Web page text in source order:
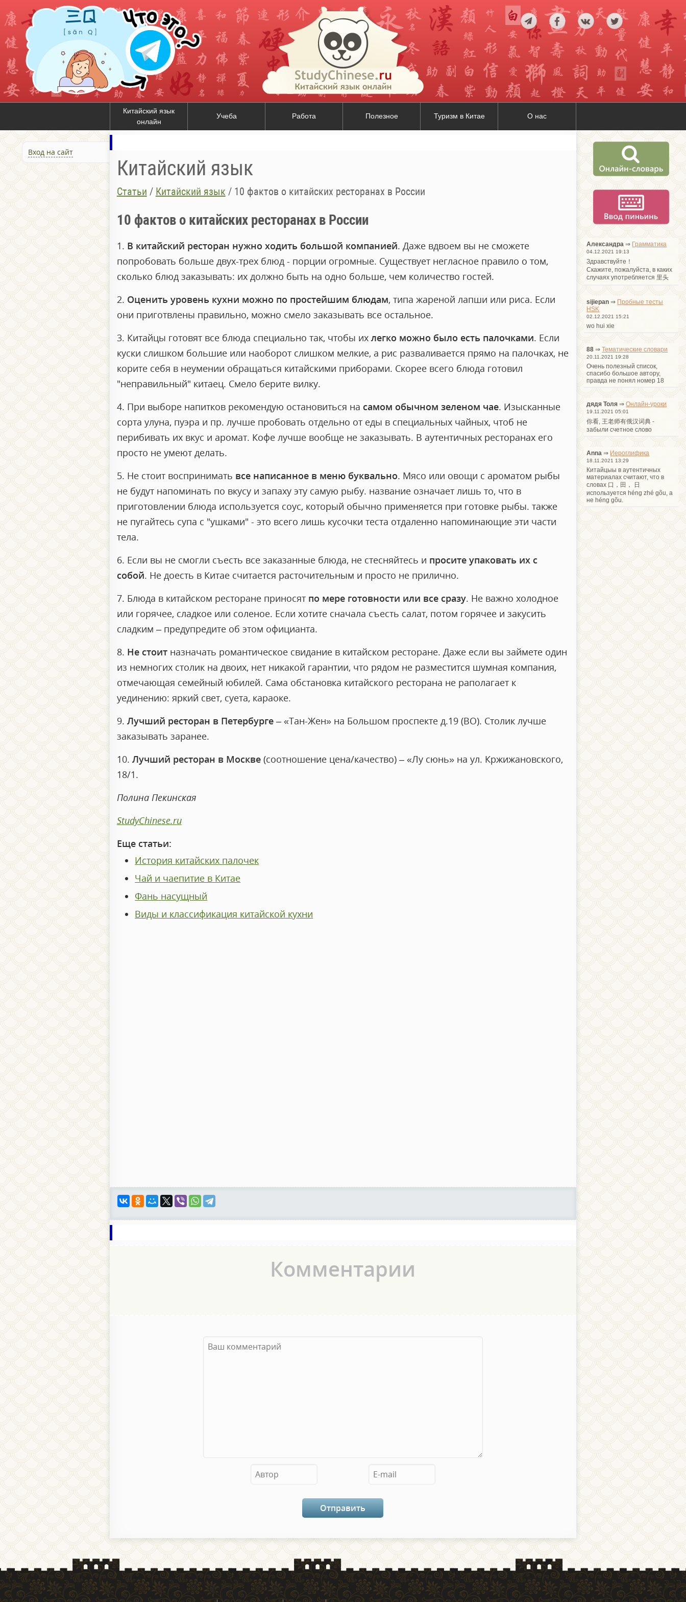
Китайский язык
онлайн
Учеба Работа Полезное Туризм в Китае О нас
Вход на сайт
Китайский язык
Статьи / Китайский язык / 10 фактов о китайских ресторанах в России
10 фактов о китайских ресторанах в России
1. В китайский ресторан нужно ходить большой компанией. Даже вдвоем вы не сможете
попробовать больше двух-трех блюд - порции огромные. Существует негласное правило о том,
сколько блюд заказывать: их должно быть на одно больше, чем количество гостей.
2. Оценить уровень кухни можно по простейшим блюдам, типа жареной лапши или риса. Если
они приготвлены правильно, можно смело заказывать все остальное.
3. Китайцы готовят все блюда специально так, чтобы их легко можно было есть палочками. Если
куски слишком большие или наоборот слишком мелкие, а рис разваливается прямо на палочках, не
корите себя в неумении обращаться китайскими приборами. Скорее всего блюда готовил
"неправильный" китаец. Смело берите вилку.
4. При выборе напитков рекомендую остановиться на самом обычном зеленом чае. Изысканные
сорта улуна, пуэра и пр. лучше пробовать отдельно от еды в специальных чайных, чтоб не
перибивать их вкус и аромат. Кофе лучше вообще не заказывать. В аутентичных ресторанах его
просто не умеют делать.
5. Не стоит воспринимать все написанное в меню буквально. Мясо или овощи с ароматом рыбы
не будут напоминать по вкусу и запаху эту самую рыбу. название означает лишь то, что в
приготовлении блюда используется соус, который обычно применяется при готовке рыбы. также
не пугайтесь супа с "ушками" - это всего лишь кусочки теста отдаленно напоминающие эти части
тела.
6. Если вы не смогли съесть все заказанные блюда, не стесняйтесь и просите упаковать их с
собой. Не доесть в Китае считается расточительным и просто не прилично.
7. Блюда в китайском ресторане приносят по мере готовности или все сразу. Не важно холодное
или горячее, сладкое или соленое. Если хотите сначала съесть салат, потом горячее и закусить
сладким – предупредите об этом официанта.
8. Не стоитназначать романтическое свидание в китайском ресторане. Даже если вы займете один
из немногих столик на двоих, нет никакой гарантии, что рядом не разместится шумная компания,
отмечающая семейный юбилей. Сама обстановка китайского ресторана не раполагает к
уединению: яркий свет, суета, караоке.
9. Лучший ресторан в Петербурге– «Тан-Жен» на Большом проспекте д.19 (ВО). Столик лучше
заказывать заранее.
10. Лучший ресторан в Москве(соотношение цена/качество) – «Лу сюнь» на ул. Кржижановского,
18/1.
Полина Пекинская
StudyChinese.ru
Еще статьи:
История китайских палочек
Чай и чаепитие в Китае
Фань насущный
Виды и классификация китайской кухни
Комментарии
Александра ⇒ Грамматика
04.12.2021 19:13
Здравствуйте！
Cкажите, пожалуйста, в каких
случаях употребляется 里头
sijiepan ⇒ Пробные тесты
HSK
02.12.2021 15:21
wo hui xie
88 ⇒Тематические словари
20.11.2021 19:28
Очень полезный список,
спасибо большое автору,
правда не понял номер 18
дядя Толя ⇒Онлайн-уроки
19.11.2021 05:01
你看, 王老师有俄汉词典 -
забыли счетное слово
Anna ⇒ Иероглифика
18.11.2021 13:29
Китайцыы в аутентичных
материалах считают, что в
словах 口，田， 日
используется héng zhé gõu, а
не héng gõu.